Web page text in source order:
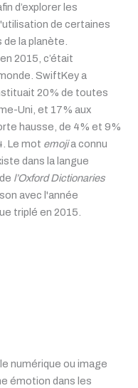
d’explorer les
de certaines
la planète.
2015, c’était
SwiftKey a
20% de toutes
Uni, et 17% aux
hausse, de 4% et 9%
Le mot emojia connu
dans la langue
l’Oxford Dictionaries
avec l'année
triplé en 2015.
numérique ou image
émotion dans les